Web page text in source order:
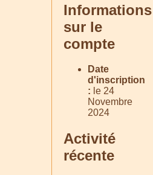
Informations
sur le
compte
Date
d'inscription
: le 24
Novembre
2024
Activité
récente